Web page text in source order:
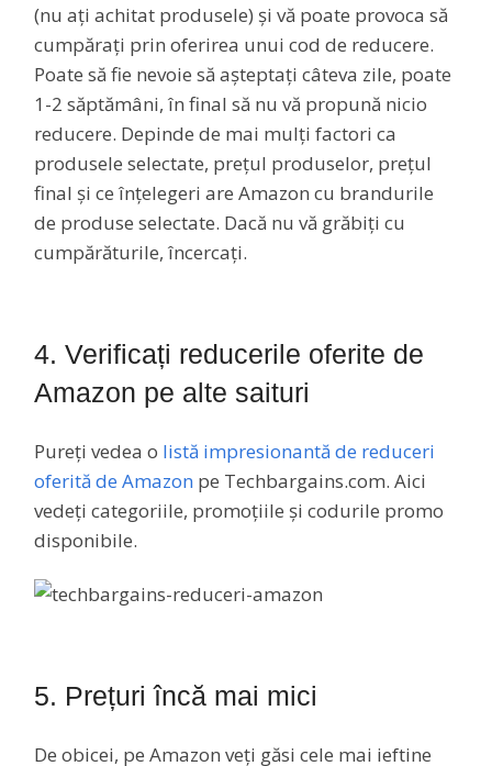
(nu ați achitat produsele) și vă poate provoca să
cumpărați prin oferirea unui cod de reducere.
Poate să fie nevoie să așteptați câteva zile, poate
1-2 săptămâni, în final să nu vă propună nicio
reducere. Depinde de mai mulți factori ca
produsele selectate, prețul produselor, prețul
final și ce înțelegeri are Amazon cu brandurile
de produse selectate. Dacă nu vă grăbiți cu
cumpărăturile, încercați.
4. Verificați reducerile oferite de
Amazon pe alte saituri
Pureți vedea o listă impresionantă de reduceri
oferită de Amazon pe Techbargains.com. Aici
vedeți categoriile, promoțiile și codurile promo
disponibile.
5. Prețuri încă mai mici
De obicei, pe Amazon veți găsi cele mai ieftine